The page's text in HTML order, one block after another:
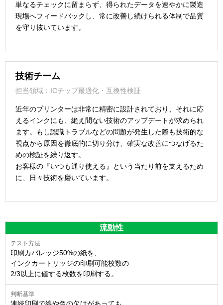
単なるチェックに留まらず、得られたデータを速やかに製造
現場へフィードバックし、常に改善し続けられる体制で品質
を守り抜いています。
技術チーム
担当領域：ICチップ最適化・互換性検証
近年のプリンターは非常に精密に設計されており、それに応
えるインクにも、絶え間ない技術のアップデートが求められ
ます。もし認識トラブルなどの問題が発生した際も技術的な
視点から原因を徹底的に切り分け、確実な改善につなげるた
めの検証を繰り返す。
お客様の『いつも通り使える』という当たり前を支えるため
に、日々技術を磨いています。
流動性
印刷カバレッジ50%の紙を、
インクカートリッジの印刷可能枚数の
2/3以上に値する枚数を印刷する。
連続印刷で線や色の欠けがあっても、